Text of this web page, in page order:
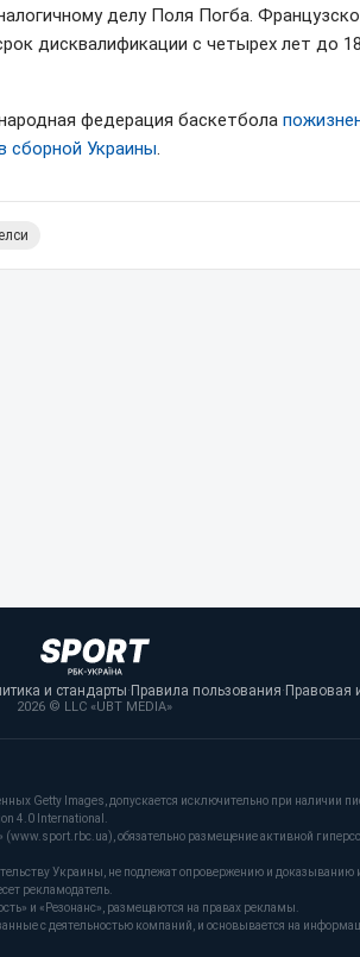
делу Поля Погба.
дисквалификации с четырех лет до
федерация баскетбола
сборной Украины.
и стандарты· Правила пользования· Правовая
2026 © LLC «UBT MEDIA»
Getty Images, допускается исключительно при наличии
4.0 International.
обязательно размещение активной
Украины, не подлежат опровержению и доказыванию
рекламодатель.
и «Резонанс», размещаются на правах рекламы.
с деятельностью компаний, и основывается на